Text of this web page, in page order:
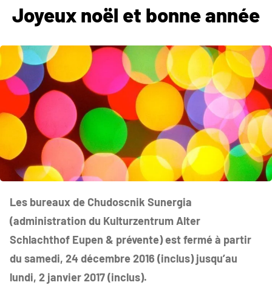
Joyeux noël et bonne année
Les bureaux de Chudoscnik Sunergia
(administration du Kulturzentrum Alter
Schlachthof Eupen & prévente) est fermé à partir
du samedi, 24 décembre 2016 (inclus) jusqu’au
lundi, 2 janvier 2017 (inclus).